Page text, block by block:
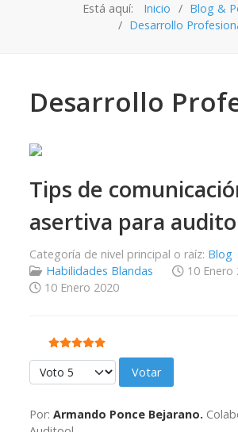
Está aquí: Inicio
Blog &
Desarrollo
Desarrollo
Tips de
asertiva para
Categoría de nivel principal o raíz: Blog
Habilidades Blandas
10 Enero
10 Enero 2020
Ratio:5/5
Por favor, vote
Por: Armando Ponce Bejarano.